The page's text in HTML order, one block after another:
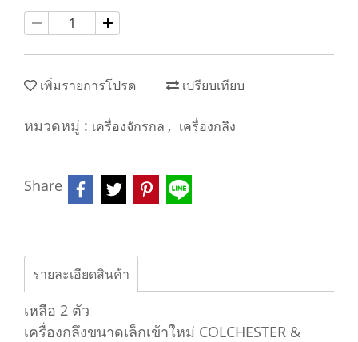
เพิ่มรายการโปรด เปรียบเทียบ
หมวดหมู่ : เครื่องจักรกล , เครื่องกลึง
Share
รายละเอียดสินค้า
เหลือ 2 ตัว
เครื่องกลึงขนาดเล็กเข้าใหม่ COLCHESTER &